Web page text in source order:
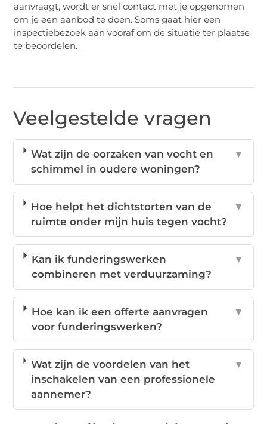
aanvraagt, wordt er snel contact met je opgenomen
om je een aanbod te doen. Soms gaat hier een
inspectiebezoek aan vooraf om de situatie ter plaatse
te beoordelen.
Veelgestelde vragen
Wat zijn de oorzaken van vocht en
schimmel in oudere woningen?
▼
Hoe helpt het dichtstorten van de
ruimte onder mijn huis tegen vocht?
▼
Kan ik funderingswerken
combineren met verduurzaming?
▼
Hoe kan ik een offerte aanvragen
voor funderingswerken?
▼
Wat zijn de voordelen van het
inschakelen van een professionele
aannemer?
▼